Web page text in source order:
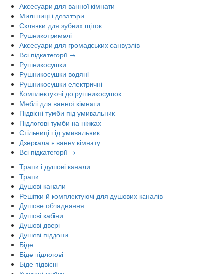
Аксесуари для ванної кімнати
Мильниці і дозатори
Склянки для зубних щіток
Рушникотримачі
Аксесуари для громадських санвузлів
Всі підкатегорії →
Рушникосушки
Рушникосушки водяні
Рушникосушки електричні
Комплектуючі до рушникосушок
Меблі для ванної кімнати
Підвісні тумби під умивальник
Підлогові тумби на ніжках
Стільниці під умивальник
Дзеркала в ванну кімнату
Всі підкатегорії →
Трапи і душові канали
Трапи
Душові канали
Решітки й комплектуючі для душових каналів
Душове обладнання
Душові кабіни
Душові двері
Душові піддони
Біде
Біде підлогові
Біде підвісні